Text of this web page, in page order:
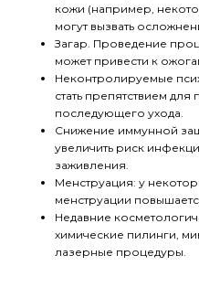
кожи (например,
могут вызвать
Загар. Проведение
может привести к
Неконтролируемые
стать препятствием
последующего ухода.
Снижение иммунной
увеличить риск
заживления.
Менструация: у
менструации
Недавние
химические пилинги,
лазерные процедуры.